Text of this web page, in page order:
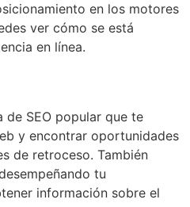
en los motores
ver cómo se está
en línea.
de SEO popular que te
y encontrar oportunidades
de retroceso. También
tu
información sobre el